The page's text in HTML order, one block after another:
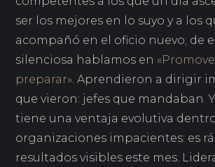
ser los mejores en lo suyo y a los
acompañó en el oficio nuevo; de
silenciosa hablamos en
preparar». Aprendieron a dirigir
que vieron: jefes que mandaban.
tiene una ventaja evolutiva
organizaciones impacientes: es
resultados visibles este mes.